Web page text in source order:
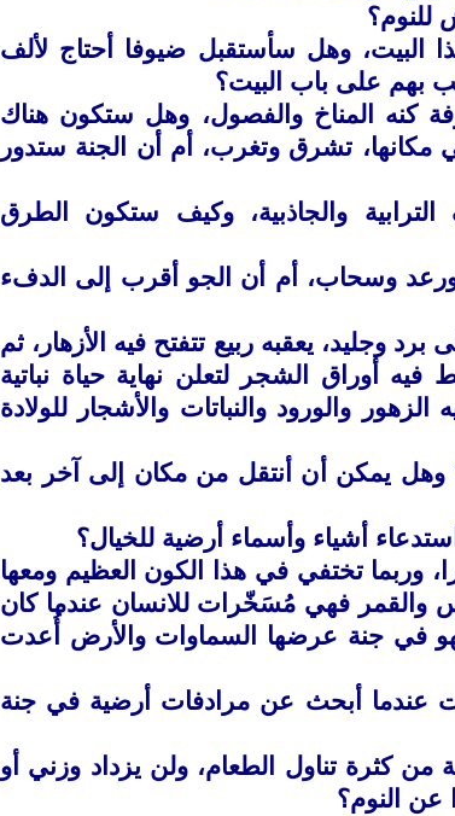
للنوم؟
وهل سأستقبل ضيوفا أحتاج لألف
بهم على باب البيت؟
كنه المناخ والفصول، وهل ستكون هناك
تشرق وتغرب، أم أن الجنة ستدور
والجاذبية، وكيف ستكون الطرق
وسحاب، أم أن الجو أقرب إلى الدفء
وجليد، يعقبه ربيع تتفتح فيه الأزهار، ثم
أوراق الشجر لتعلن نهاية حياة نباتية
والورود والنباتات والأشجار للولادة
يمكن أن أنتقل من مكان إلى آخر بعد
أشياء وأسماء أرضية للخيال؟
وربما تختفي في هذا الكون العظيم ومعها
والقمر فهي مُسَخّرات للانسان عندما كان
في جنة عرضها السماوات والأرض أُعدت
عندما أبحث عن مرادفات أرضية في جنة
كثرة تناول الطعام، ولن يزداد وزني أو
عن النوم؟